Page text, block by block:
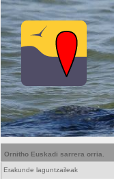
Ornitho Euskadi sarrera orria.
Erakunde laguntzaileak